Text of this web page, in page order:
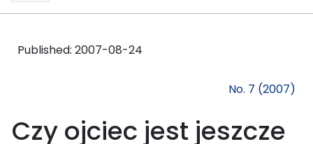
Published: 2007-08-24
No. 7 (2007)
Czy ojciec jest jeszcze